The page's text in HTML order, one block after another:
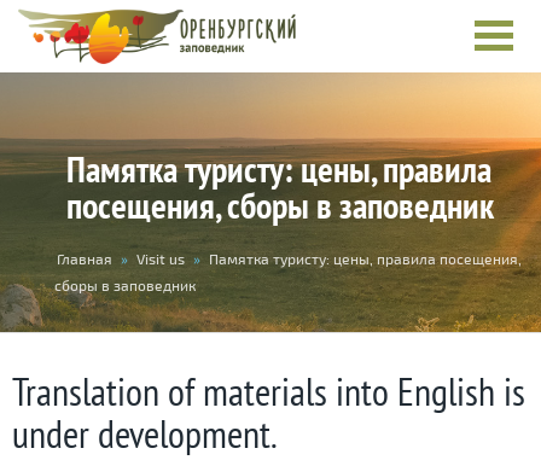
Памятка туристу: цены, правила
посещения, сборы в заповедник
You
are
here
Главная » Visit us » Памятка туристу: цены, правила посещения,
сборы в заповедник
Translation of materials into English is
under development.